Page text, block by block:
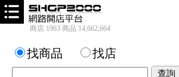
商店 1963 商品 14,662,664
找商品 找店